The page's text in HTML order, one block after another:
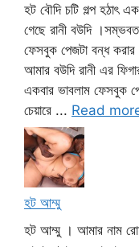
হট বৌদি চটি গল্প হঠাৎ
গেছে রানী বউদি
ফেসবুক পেজটা বন্ধ
আমার বউদি রানী এর
একবার ভাবলাম ফেসবুক
চেয়ারে ... Read
হট আম্মু
হট আম্মু । আমার নাম